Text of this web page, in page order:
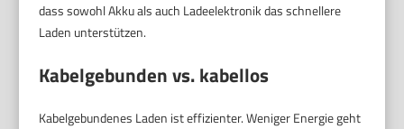
dass sowohl Akku als auch Ladeelektronik das schnellere
Laden unterstützen.
Kabelgebunden vs. kabellos
Kabelgebundenes Laden ist effizienter. Weniger Energie geht